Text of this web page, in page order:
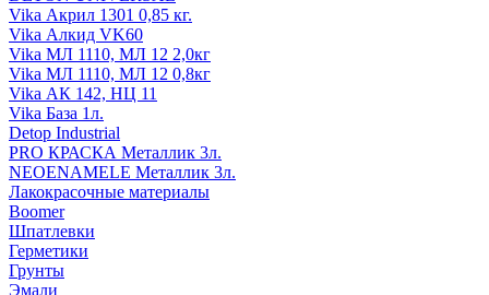
Vika Акрил 1301 0,85 кг.
Vika Алкид VK60
Vika МЛ 1110, МЛ 12 2,0кг
Vika МЛ 1110, МЛ 12 0,8кг
Vika АК 142, НЦ 11
Vika База 1л.
Detop Industrial
PRO КРАСКА Металлик 3л.
NEOENAMELE Металлик 3л.
Лакокрасочные материалы
Boomer
Шпатлевки
Герметики
Грунты
Эмали